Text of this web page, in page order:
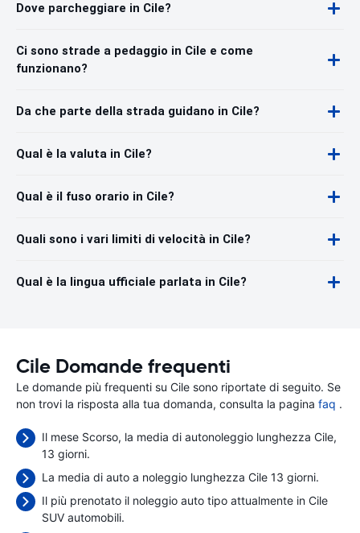
Dove parcheggiare in Cile?
Ci sono strade a pedaggio in Cile e come
funzionano?
Da che parte della strada guidano in Cile?
Qual è la valuta in Cile?
Qual è il fuso orario in Cile?
Quali sono i vari limiti di velocità in Cile?
Qual è la lingua ufficiale parlata in Cile?
Cile Domande frequenti
Le domande più frequenti su Cile sono riportate di seguito. Se
non trovi la risposta alla tua domanda, consulta la pagina faq .
Il mese Scorso, la media di autonoleggio lunghezza Cile,
13 giorni.
La media di auto a noleggio lunghezza Cile 13 giorni.
Il più prenotato il noleggio auto tipo attualmente in Cile
SUV automobili.